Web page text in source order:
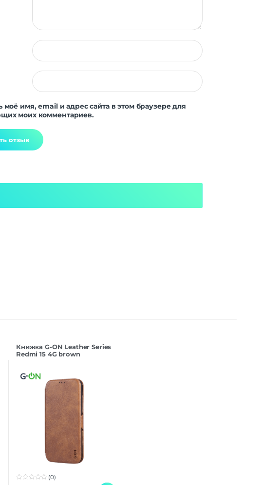
моё имя, email и адрес сайта в этом браузере для
моих комментариев.
Книжка G-ON Leather Series
Redmi 15 4G brown
(0)